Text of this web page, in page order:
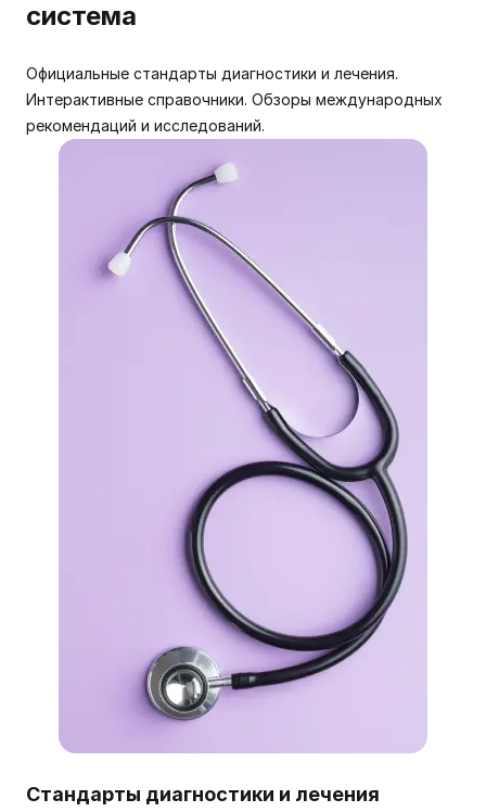
система
Официальные стандарты диагностики и лечения.
Интерактивные справочники. Обзоры международных
рекомендаций и исследований.
Стандарты диагностики и лечения